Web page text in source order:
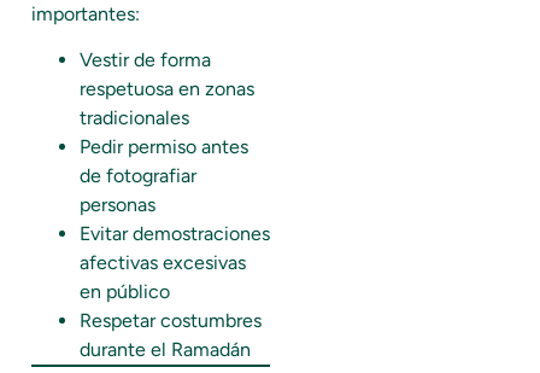
importantes:
Vestir de forma
respetuosa en zonas
tradicionales
Pedir permiso antes
de fotografiar
personas
Evitar demostraciones
afectivas excesivas
en público
Respetar costumbres
durante el Ramadán